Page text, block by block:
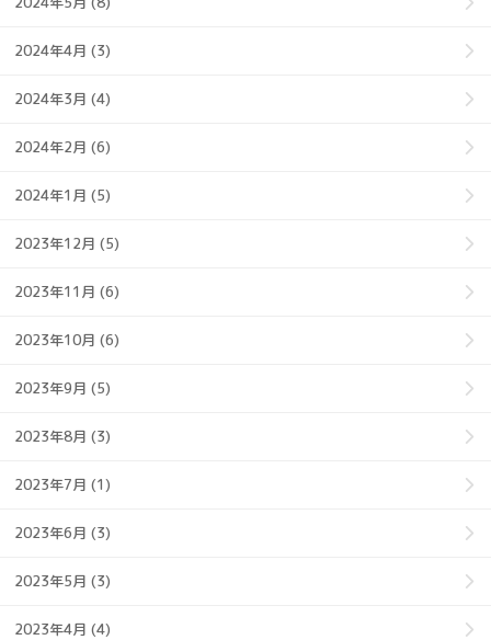
2024年4月 (3)
2024年3月 (4)
2024年2月 (6)
2024年1月 (5)
2023年12月 (5)
2023年11月 (6)
2023年10月 (6)
2023年9月 (5)
2023年8月 (3)
2023年7月 (1)
2023年6月 (3)
2023年5月 (3)
2023年4月 (4)